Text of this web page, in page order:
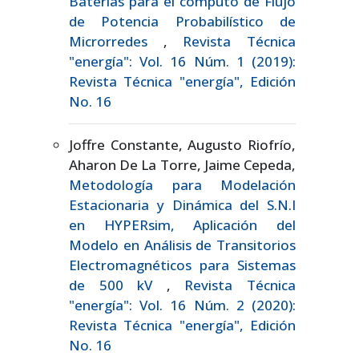
de Potencia Probabilístico de
Microrredes , Revista Técnica
"energía": Vol. 16 Núm. 1 (2019):
Revista Técnica "energía", Edición
No. 16
Joffre Constante, Augusto Riofrío,
Aharon De La Torre, Jaime Cepeda,
Metodología para Modelación
Estacionaria y Dinámica del S.N.I
en HYPERsim, Aplicación del
Modelo en Análisis de Transitorios
Electromagnéticos para Sistemas
de 500 kV , Revista Técnica
"energía": Vol. 16 Núm. 2 (2020):
Revista Técnica "energía", Edición
No. 16